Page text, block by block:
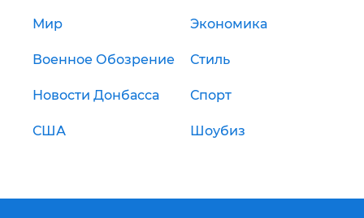
Мир Экономика
Военное Обозрение Стиль
Новости Донбасса Спорт
США Шоубиз